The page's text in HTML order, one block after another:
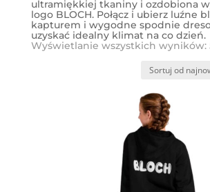
ultramiękkiej tkaniny i ozdobiona
logo BLOCH. Połącz i ubierz luźne
kapturem i wygodne spodnie
uzyskać idealny klimat na co dzień.
Wyświetlanie wszystkich wyników: